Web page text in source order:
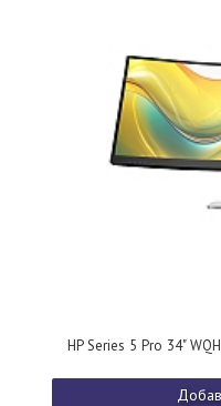
HP Series 5 Pro 34"